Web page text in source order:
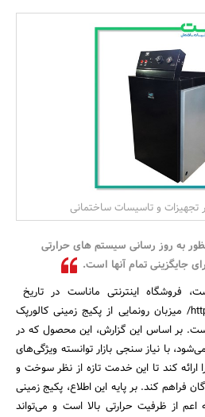
تجهیزات و تاسیسات ساختمانی
به روز رسانی سیستم های حرارتی
جایگزینی تمام آنها است.
فروشگاه اینترنتی ماناست در تاریخ
99/07/29، https://manaset.com/ میزبان رونمایی از پکیج زمینی کالورپک
بر اساس این گزارش، این محصول که در
با نیاز سنجی بازار توانسته ویژگی‌های
ارائه کند تا این خدمت تازه از نظر سوخت و
فراهم کند. بر پایه این اطلاع، پکیج زمینی
از ظرفیت حرارتی بالا است و می‌تواند